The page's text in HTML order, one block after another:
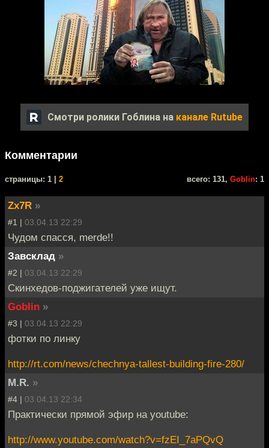
Смотри ролики Гоблина на канале Rutube
Комментарии
cтраницы: 1 | 2 всего: 131, Goblin: 1
Zx7R »
#1 | 03.04.13 22:29
Чудом спасся, merde!!
Завсклад »
#2 | 03.04.13 22:29
Скинхедов-поджигателей уже ищут.
Goblin »
#3 | 03.04.13 22:29
фотки по линку
http://rt.com/news/chechnya-tallest-building-fire-280/
M.R. »
#4 | 03.04.13 22:34
Практически прямой эфир на youtube:
http://www.youtube.com/watch?v=fzEI_7aPQvQ